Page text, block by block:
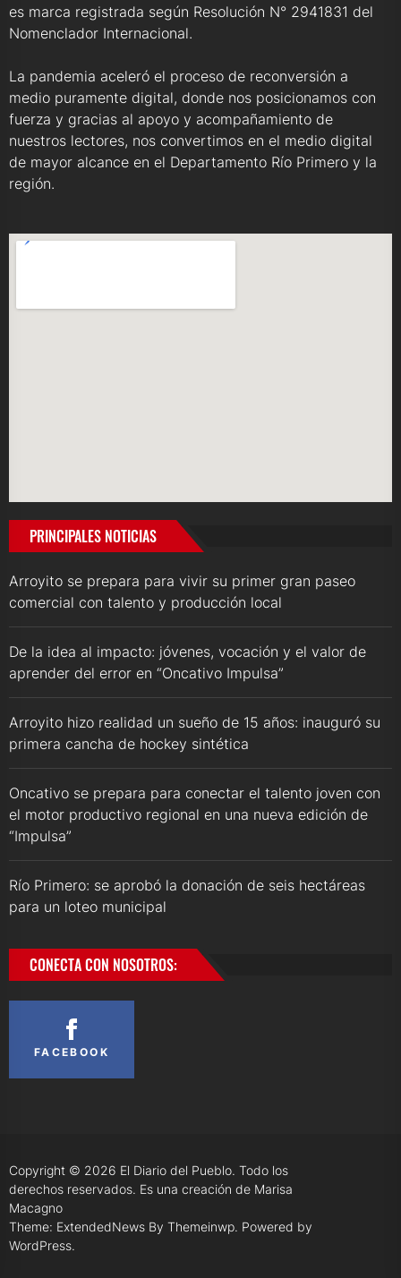
es marca registrada según Resolución N° 2941831 del
Nomenclador Internacional.
La pandemia aceleró el proceso de reconversión a
medio puramente digital, donde nos posicionamos con
fuerza y gracias al apoyo y acompañamiento de
nuestros lectores, nos convertimos en el medio digital
de mayor alcance en el Departamento Río Primero y la
región.
PRINCIPALES NOTICIAS
Arroyito se prepara para vivir su primer gran paseo
comercial con talento y producción local
De la idea al impacto: jóvenes, vocación y el valor de
aprender del error en “Oncativo Impulsa”
Arroyito hizo realidad un sueño de 15 años: inauguró su
primera cancha de hockey sintética
Oncativo se prepara para conectar el talento joven con
el motor productivo regional en una nueva edición de
“Impulsa”
Río Primero: se aprobó la donación de seis hectáreas
para un loteo municipal
CONECTA CON NOSOTROS:
FACEBOOK
Copyright © 2026 El Diario del Pueblo. Todo los
derechos reservados. Es una creación de Marisa
Macagno
Theme: ExtendedNews By Themeinwp. Powered by
WordPress.